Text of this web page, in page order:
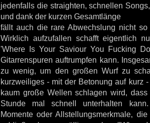
jedenfalls die straighten, schnellen
und dank der kurzen Gesamtlänge
fällt auch die rare Abwechslung nicht
Wirklich aufzufallen schafft eigentlich
'Where Is Your Saviour You Fucking
Gitarrenspuren auftrumpfen kann.
zu wenig, um den großen Wurf zu
kurzweiliges - mit der Betonung auf kurz
kaum große Wellen schlagen wird,
Stunde mal schnell unterhalten
Momente oder Allstellungsmerkmale,